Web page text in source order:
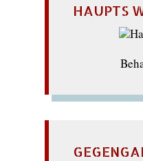
HAUPTS